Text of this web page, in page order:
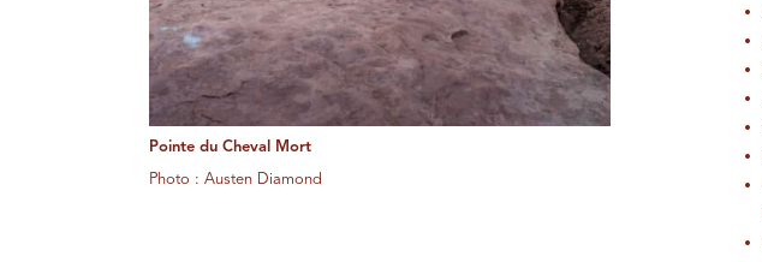
Pointe du Cheval Mort
Photo : Austen Diamond